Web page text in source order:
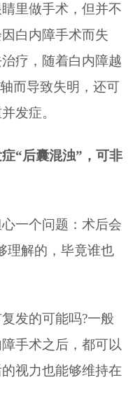
里做手术，但并不
白内障手术而失
疗，随着白内障越
而导致失明，还可
发症。
“后囊混浊”，可非
一个问题：术后会
理解的，毕竟谁也
发的可能吗?一般
手术之后，都可以
视力也能够维持在